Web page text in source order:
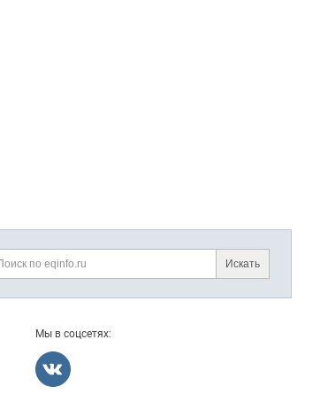
Искать
Мы в соцсетях: